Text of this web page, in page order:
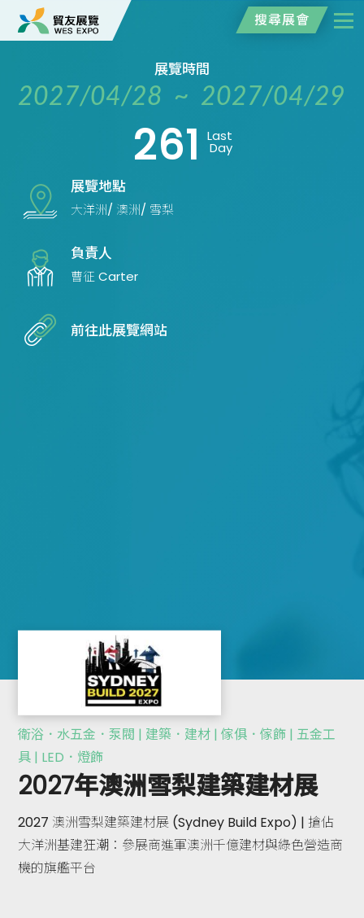
搜尋展會
展覽時間
2027/04/28 ~ 2027/04/29
261 Last
Day
展覽地點
大洋洲/ 澳洲/ 雪梨
負責人
曹征 Carter
前往此展覽網站
衛浴．水五金．泵閥 | 建築．建材 | 傢俱．傢飾 | 五金工
具 | LED．燈飾
2027年澳洲雪梨建築建材展
2027 澳洲雪梨建築建材展 (Sydney Build Expo) | 搶佔
大洋洲基建狂潮：參展商進軍澳洲千億建材與綠色營造商
機的旗艦平台